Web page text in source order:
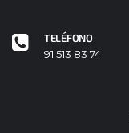
TELÉFONO
91 513 83 74